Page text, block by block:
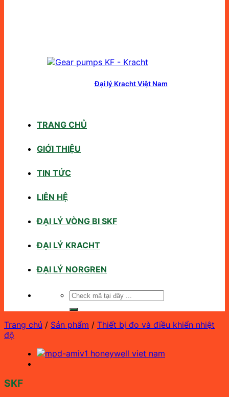
Đại lý Kracht Việt Nam
TRANG CHỦ
GIỚI THIỆU
TIN TỨC
LIÊN HỆ
ĐẠI LÝ VÒNG BI SKF
ĐẠI LÝ KRACHT
ĐẠI LÝ NORGREN
Tìm
Trang chủ / Sản phẩm / Thiết bị đo và điều khiển nhiệt
độ
SKF